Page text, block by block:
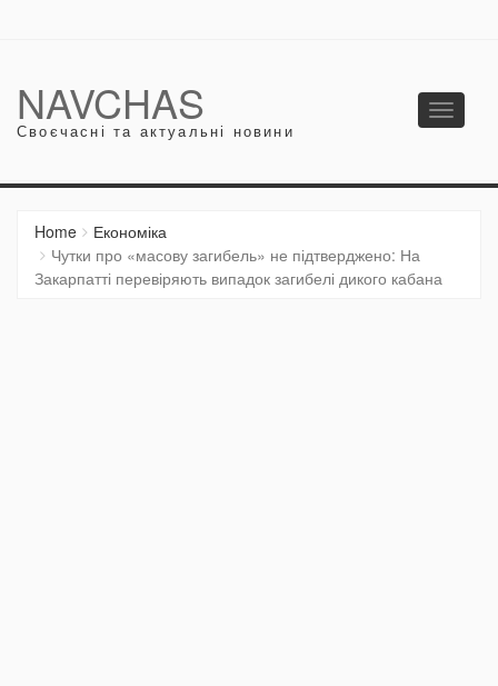
NAVCHAS
Своєчасні та актуальні новини
Toggle
Home
Економіка
Чутки про «масову загибель» не підтверджено: На
Закарпатті перевіряють випадок загибелі дикого кабана